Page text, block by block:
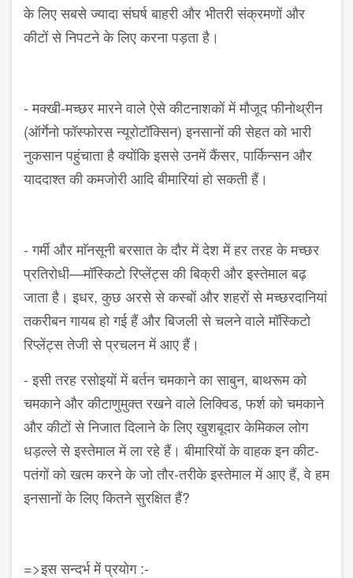
के लिए सबसे ज्यादा संघर्ष बाहरी और भीतरी संक्रमणों और
कीटों से निपटने के लिए करना पड़ता है।
- मक्खी-मच्छर मारने वाले ऐसे कीटनाशकों में मौजूद फीनोथ्रीन
(ऑर्गेनो फॉस्फोरस न्यूरोटॉक्सिन) इनसानों की सेहत को भारी
नुकसान पहुंचाता है क्योंकि इससे उनमें कैंसर, पार्किन्सन और
याददाश्त की कमजोरी आदि बीमारियां हो सकती हैं।
- गर्मी और माॅनसूनी बरसात के दौर में देश में हर तरह के मच्छर
प्रतिरोधी—मॉस्किटो रिप्लेंट्स की बिक्री और इस्तेमाल बढ़
जाता है। इधर, कुछ अरसे से कस्बों और शहरों से मच्छरदानियां
तकरीबन गायब हो गई हैं और बिजली से चलने वाले मॉस्किटो
रिप्लेंट्स तेजी से प्रचलन में आए हैं।
- इसी तरह रसोइयों में बर्तन चमकाने का साबुन, बाथरूम को
चमकाने और कीटाणुमुक्त रखने वाले लिक्विड, फर्श को चमकाने
और कीटों से निजात दिलाने के लिए खुशबूदार केमिकल लोग
धड़ल्ले से इस्तेमाल में ला रहे हैं। बीमारियों के वाहक इन कीट-
पतंगों को खत्म करने के जो तौर-तरीके इस्तेमाल में आए हैं, वे हम
इनसानों के लिए कितने सुरक्षित हैं?
=>इस सन्दर्भ में प्रयोग :-